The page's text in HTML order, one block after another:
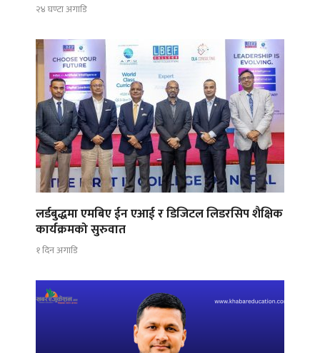
२४ घण्टा अगाडि
लर्डबुद्धमा एमबिए ईन एआई र डिजिटल लिडरसिप शैक्षिक
कार्यक्रमको सुरुवात
१ दिन अगाडि